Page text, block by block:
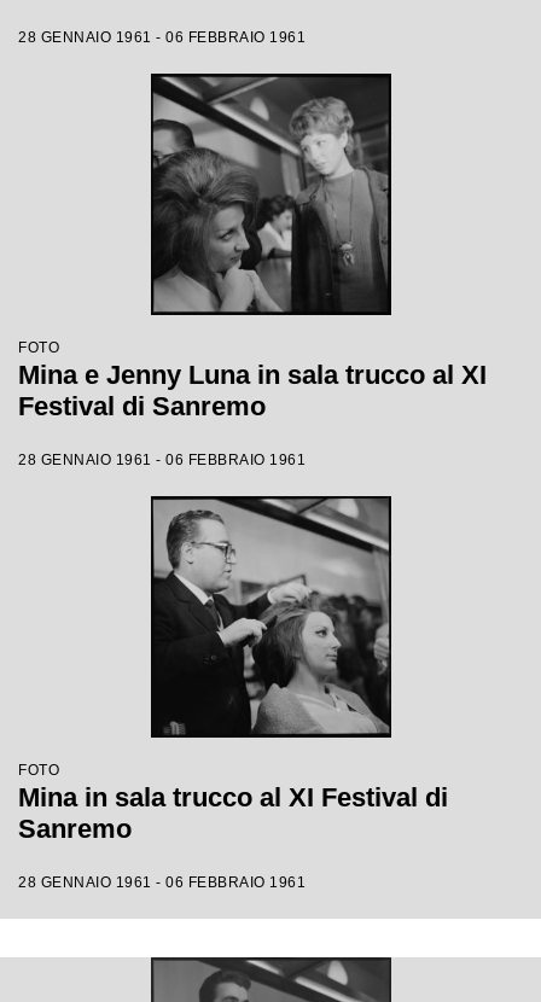
28 GENNAIO 1961 - 06 FEBBRAIO 1961
FOTO
Mina e Jenny Luna in sala trucco al XI
Festival di Sanremo
28 GENNAIO 1961 - 06 FEBBRAIO 1961
FOTO
Mina in sala trucco al XI Festival di
Sanremo
28 GENNAIO 1961 - 06 FEBBRAIO 1961